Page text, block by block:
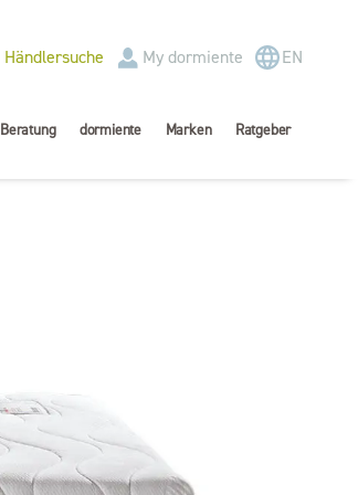
Händlersuche My dormiente EN
Beratung dormiente Marken Ratgeber